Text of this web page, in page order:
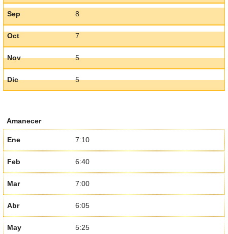
Sep 8
Oct 7
Nov 5
Dic 5
Amanecer
Ene 7:10
Feb 6:40
Mar 7:00
Abr 6:05
May 5:25